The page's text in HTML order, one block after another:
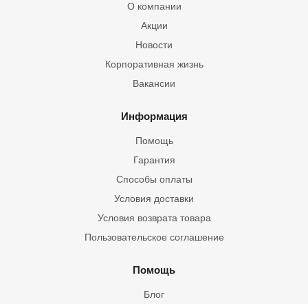
О компании
Акции
Новости
Корпоративная жизнь
Вакансии
Информация
Помощь
Гарантия
Способы оплаты
Условия доставки
Условия возврата товара
Пользовательское соглашение
Помощь
Блог